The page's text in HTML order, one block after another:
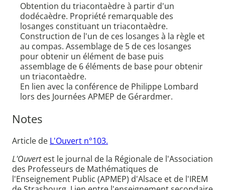
Obtention du triacontaèdre à partir d'un
dodécaèdre. Propriété remarquable des
losanges constituant un triacontaèdre.
Construction de l'un de ces losanges à la règle et
au compas. Assemblage de 5 de ces losanges
pour obtenir un élément de base puis
assemblage de 6 éléments de base pour obtenir
un triacontaèdre.
En lien avec la conférence de Philippe Lombard
lors des Journées APMEP de Gérardmer.
Notes
Article de L'Ouvert n°103.
L'Ouvertest le journal de la Régionale de l'Association
des Professeurs de Mathématiques de
l'Enseignement Public (APMEP) d'Alsace et de l'IREM